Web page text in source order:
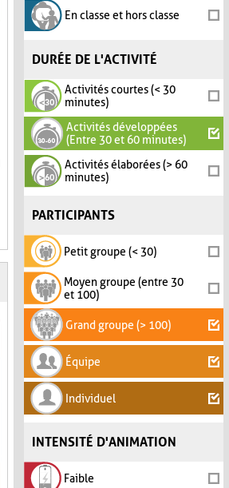
En classe et hors classe
DURÉE DE L'ACTIVITÉ
Activités courtes (< 30
minutes)
Activités développées
(Entre 30 et 60 minutes)
Activités élaborées (> 60
minutes)
PARTICIPANTS
Petit groupe (< 30)
Moyen groupe (entre 30
et 100)
Grand groupe (> 100)
Équipe
Individuel
INTENSITÉ D'ANIMATION
Faible